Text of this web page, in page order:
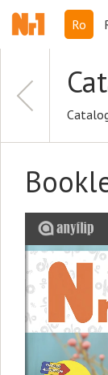
Ro